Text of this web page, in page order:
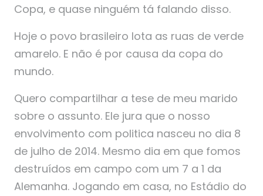
Copa, e quase ninguém tá falando disso.
Hoje o povo brasileiro lota as ruas de verde
amarelo. E não é por causa da copa do
mundo.
Quero compartilhar a tese de meu marido
sobre o assunto. Ele jura que o nosso
envolvimento com politica nasceu no dia 8
de julho de 2014. Mesmo dia em que fomos
destruídos em campo com um 7 a 1 da
Alemanha. Jogando em casa, no Estádio do